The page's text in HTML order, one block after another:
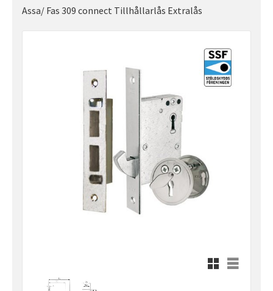
Assa/ Fas 309 connect Tillhållarlås Extralås
Rutnätsvy
Listvy